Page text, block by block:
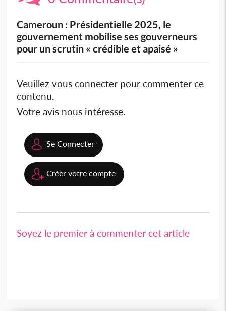
Cameroun : Présidentielle 2025, le
gouvernement mobilise ses gouverneurs
pour un scrutin « crédible et apaisé »
Veuillez vous connecter pour commenter ce
contenu.
Votre avis nous intéresse.
Se Connecter
Créer votre compte
Soyez le premier à commenter cet article